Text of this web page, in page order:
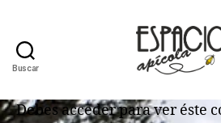
Buscar
Debes acceder para ver éste